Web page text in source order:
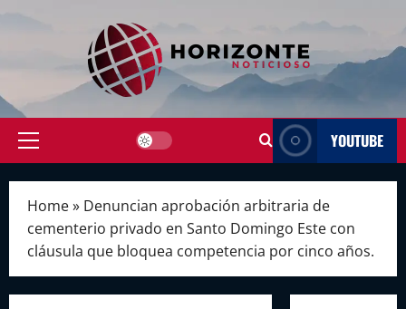
Primary
YOUTUBE
Home» Denuncian aprobación arbitraria de
cementerio privado en Santo Domingo Este con
cláusula que bloquea competencia por cinco años.